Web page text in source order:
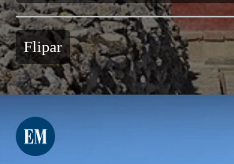
Flipar